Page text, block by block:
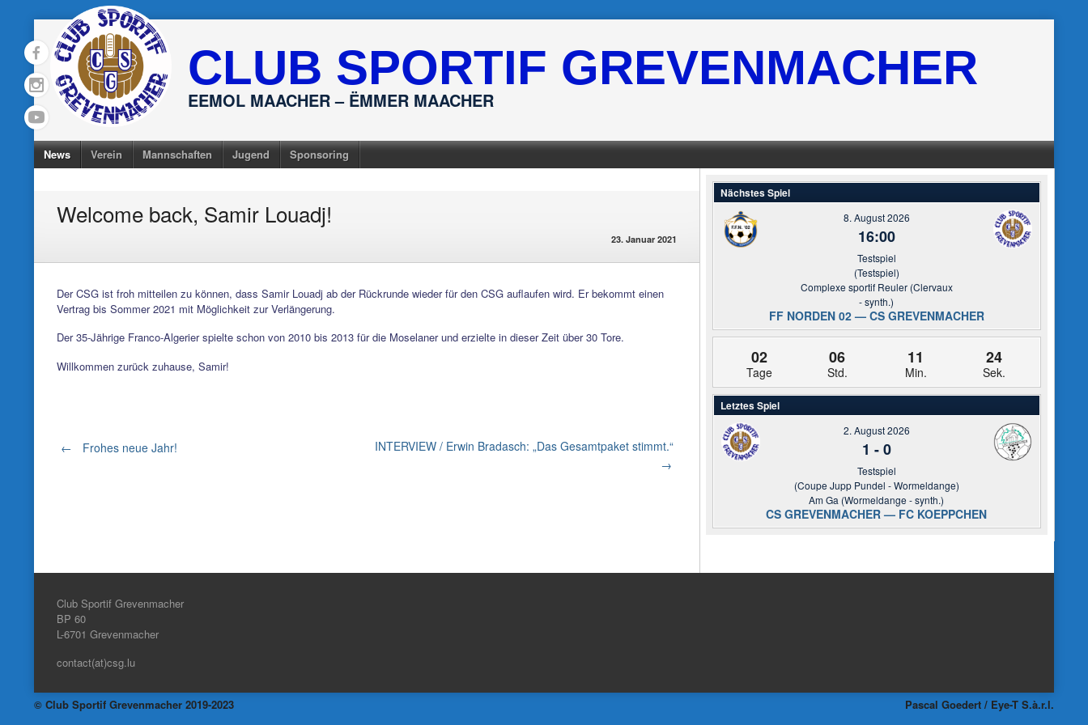
to
content
CLUB SPORTIF GREVENMACHER
EEMOL MAACHER – ËMMER MAACHER
News Verein Mannschaften Jugend Sponsoring
Welcome back, Samir Louadj!
23. Januar 2021
Der CSG ist froh mitteilen zu können, dass Samir Louadj ab der Rückrunde wieder für den CSG auflaufen wird. Er bekommt einen
Vertrag bis Sommer 2021 mit Möglichkeit zur Verlängerung.
Der 35-Jährige Franco-Algerier spielte schon von 2010 bis 2013 für die Moselaner und erzielte in dieser Zeit über 30 Tore.
Willkommen zurück zuhause, Samir!
Post
← Frohes neue Jahr!
INTERVIEW / Erwin Bradasch: „Das Gesamtpaket stimmt.“
→
Nächstes Spiel
8. August 2026
16:00
Testspiel
(Testspiel)
Complexe sportif Reuler (Clervaux
- synth.)
FF NORDEN 02 — CS GREVENMACHER
02
Tage
06
Std.
11
Min.
24
Sek.
Letztes Spiel
2. August 2026
1 -0
Testspiel
(Coupe Jupp Pundel - Wormeldange)
Am Ga (Wormeldange - synth.)
CS GREVENMACHER — FC KOEPPCHEN
Club Sportif Grevenmacher
BP 60
L-6701 Grevenmacher
contact(at)csg.lu
© Club Sportif Grevenmacher 2019-2023 Pascal Goedert / Eye-T S.à.r.l.